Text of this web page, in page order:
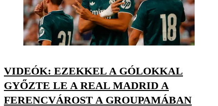
VIDEÓK: EZEKKEL A GÓLOKKAL
GYŐZTE LE A REAL MADRID A
FERENCVÁROST A GROUPAMÁBAN